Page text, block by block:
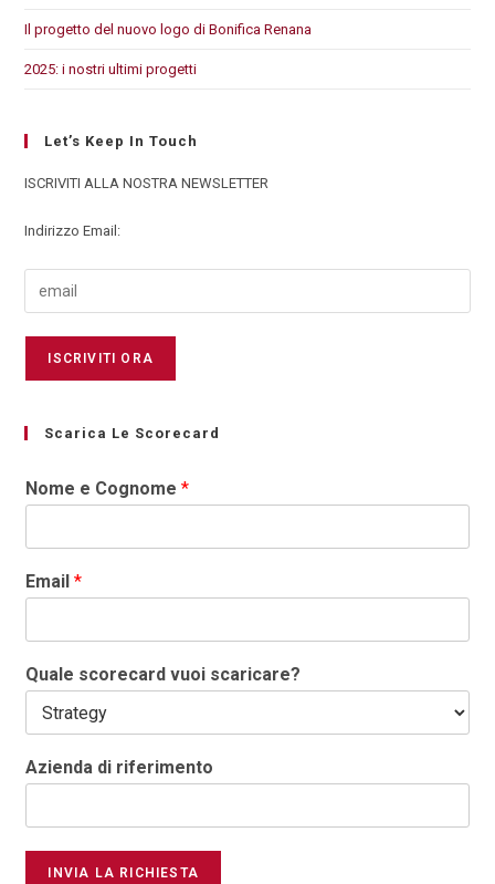
Il progetto del nuovo logo di Bonifica Renana
2025: i nostri ultimi progetti
Let’s Keep In Touch
ISCRIVITI ALLA NOSTRA NEWSLETTER
Indirizzo Email:
Scarica Le Scorecard
Nome e Cognome*
Email*
Quale scorecard vuoi scaricare?
Azienda di riferimento
INVIA LA RICHIESTA